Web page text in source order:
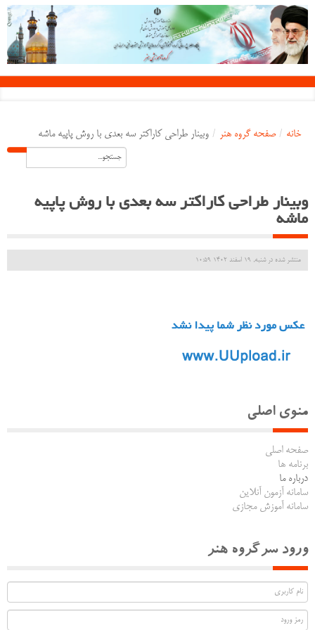
خانه / صفحه گروه هنر / وبینار طراحی کاراکتر سه بعدی با روش پاپیه ماشه
وبینار طراحی کاراکتر سه بعدی با روش پاپیه
ماشه
منتشر شده در شنبه, 19 اسفند 1402 10:59
منوی اصلی
صفحه اصلی
برنامه ها
درباره ما
سامانه آزمون آنلاین
سامانه آموزش مجازی
ورود سرگروه هنر